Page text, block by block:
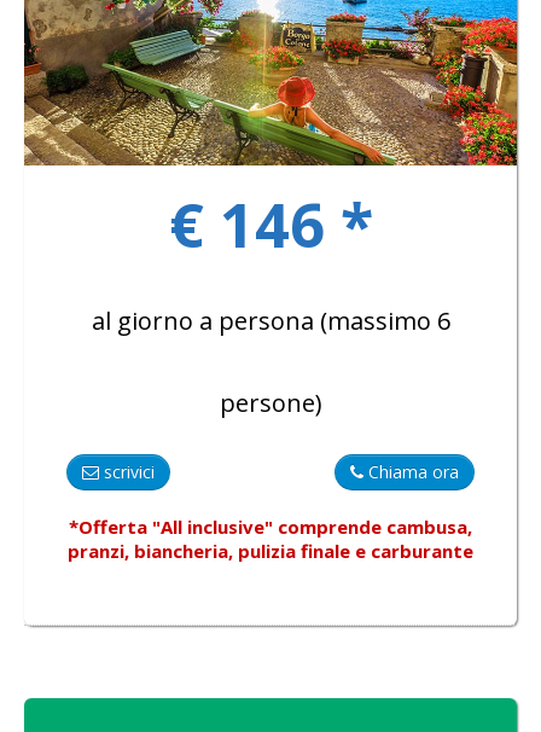
€ 146 *
al giorno a persona (massimo 6
persone)
Chiama ora
scrivici
*Offerta "All inclusive" comprende cambusa,
pranzi, biancheria, pulizia finale e carburante